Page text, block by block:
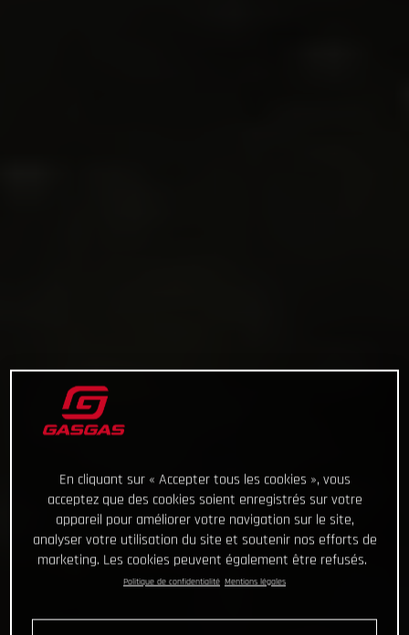
En cliquant sur « Accepter tous les cookies », vous
acceptez que des cookies soient enregistrés sur votre
appareil pour améliorer votre navigation sur le site,
analyser votre utilisation du site et soutenir nos efforts de
marketing. Les cookies peuvent également être refusés.
Politique de confidentialité Mentions légales